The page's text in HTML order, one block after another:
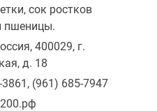
сок ростков
пшеницы.
400029, г.
д. 18
(961) 685-7947